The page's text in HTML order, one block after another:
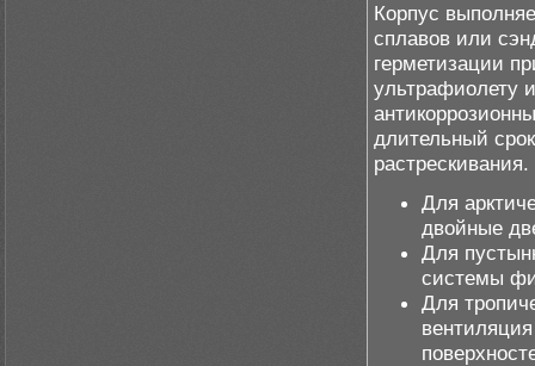
Корпус
сплавов или
герметизации
ультрафиолету
длительный
растрескивания.
Для
двойные
Для
системы
Для